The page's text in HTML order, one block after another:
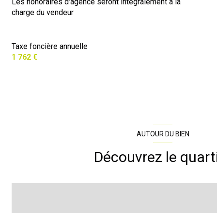
charge du vendeur
Taxe foncière annuelle
1 762 €
AUTOUR DU BIEN
Découvrez le